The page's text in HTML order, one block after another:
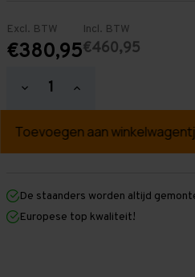
Excl. BTW
€380,95
Incl. BTW
€460,95
Hoeveelheid
verlagen
Grootvakstelling
mm
mm
x
400
Hoeveelheid
verhogen
Grootvakstelling
mm
mm
400
De staanders worden altijd
Europese top kwaliteit!